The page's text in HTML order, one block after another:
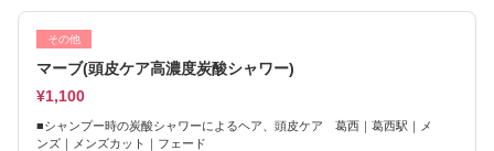
その他
マーブ(頭皮ケア高濃度炭酸シャワー)
¥1,100
■シャンプー時の炭酸シャワーによるヘア、頭皮ケア 葛西｜葛西駅｜メ
ンズ｜メンズカット｜フェード